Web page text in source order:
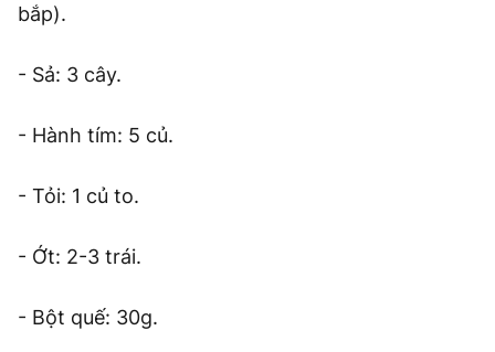
bắp).
- Sả: 3 cây.
- Hành tím: 5 củ.
- Tỏi: 1 củ to.
- Ớt: 2-3 trái.
- Bột quế: 30g.